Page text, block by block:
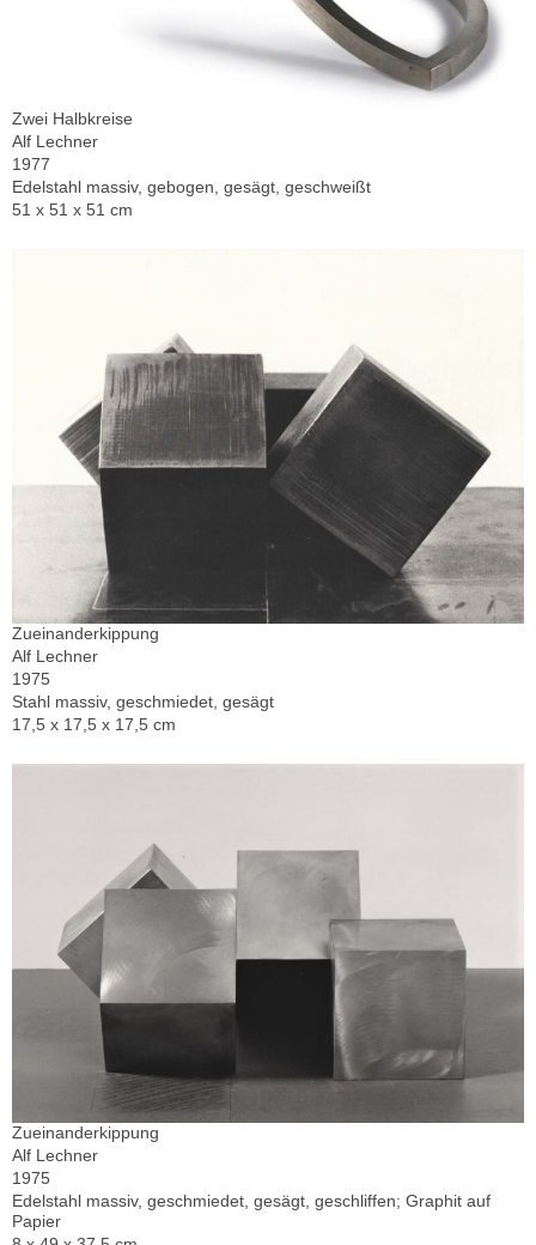
Zwei Halbkreise
Alf Lechner
1977
Edelstahl massiv, gebogen, gesägt, geschweißt
51 x 51 x 51 cm
Zueinanderkippung
Alf Lechner
1975
Stahl massiv, geschmiedet, gesägt
17,5 x 17,5 x 17,5 cm
Zueinanderkippung
Alf Lechner
1975
Edelstahl massiv, geschmiedet, gesägt, geschliffen; Graphit auf
Papier